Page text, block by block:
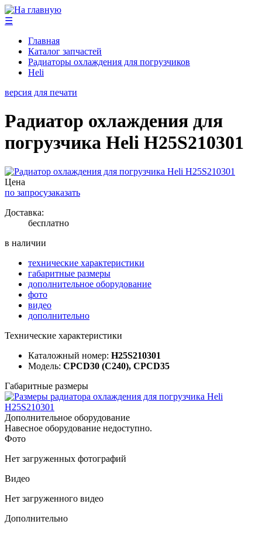
☰
Главная
Каталог запчастей
Радиаторы охлаждения для погрузчиков
Heli
версия для печати
Радиатор охлаждения для
погрузчика Heli H25S210301
Цена
по запросузаказать
Доставка:
бесплатно
в наличии
технические характеристики
габаритные размеры
дополнительное оборудование
фото
видео
дополнительно
Технические характеристики
Каталожный номер: H25S210301
Модель: CPCD30 (C240), CPCD35
Габаритные размеры
Дополнительное оборудование
Навесное оборудование недоступно.
Фото
Нет загруженных фотографий
Видео
Нет загруженного видео
Дополнительно